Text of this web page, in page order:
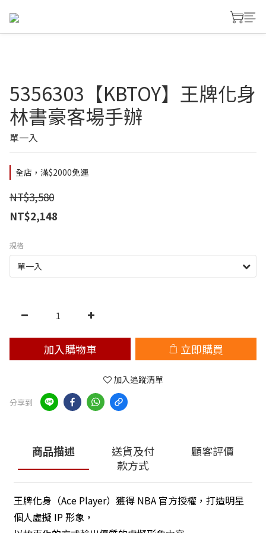
5356303【KBTOY】王牌化身
林書豪客場手辦
單一入
全店，滿$2000免運
NT$3,580
NT$2,148
規格
加入購物車 立即購買
加入追蹤清單
分享到
商品描述
送貨及付
款方式
顧客評價
王牌化身（Ace Player）獲得 NBA 官方授權，打造明星
個人虛擬 IP 形象，